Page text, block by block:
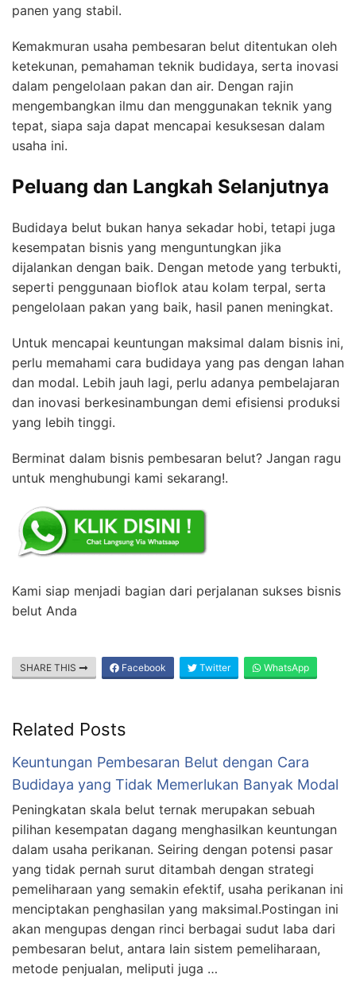
panen yang stabil.
Kemakmuran usaha pembesaran belut ditentukan oleh
ketekunan, pemahaman teknik budidaya, serta inovasi
dalam pengelolaan pakan dan air. Dengan rajin
mengembangkan ilmu dan menggunakan teknik yang
tepat, siapa saja dapat mencapai kesuksesan dalam
usaha ini.
Peluang dan Langkah Selanjutnya
Budidaya belut bukan hanya sekadar hobi, tetapi juga
kesempatan bisnis yang menguntungkan jika
dijalankan dengan baik. Dengan metode yang terbukti,
seperti penggunaan bioflok atau kolam terpal, serta
pengelolaan pakan yang baik, hasil panen meningkat.
Untuk mencapai keuntungan maksimal dalam bisnis ini,
perlu memahami cara budidaya yang pas dengan lahan
dan modal. Lebih jauh lagi, perlu adanya pembelajaran
dan inovasi berkesinambungan demi efisiensi produksi
yang lebih tinggi.
Berminat dalam bisnis pembesaran belut? Jangan ragu
untuk menghubungi kami sekarang!.
Kami siap menjadi bagian dari perjalanan sukses bisnis
belut Anda
SHARE THIS Facebook Twitter WhatsApp
Related Posts
Keuntungan Pembesaran Belut dengan Cara
Budidaya yang Tidak Memerlukan Banyak Modal
Peningkatan skala belut ternak merupakan sebuah
pilihan kesempatan dagang menghasilkan keuntungan
dalam usaha perikanan. Seiring dengan potensi pasar
yang tidak pernah surut ditambah dengan strategi
pemeliharaan yang semakin efektif, usaha perikanan ini
menciptakan penghasilan yang maksimal.Postingan ini
akan mengupas dengan rinci berbagai sudut laba dari
pembesaran belut, antara lain sistem pemeliharaan,
metode penjualan, meliputi juga …